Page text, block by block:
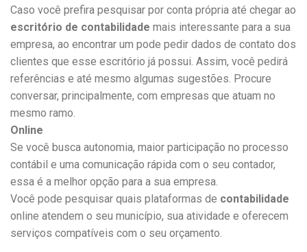
Caso você prefira pesquisar por conta própria até chegar ao
escritório de contabilidade mais interessante para a sua
empresa, ao encontrar um pode pedir dados de contato dos
clientes que esse escritório já possui. Assim, você pedirá
referências e até mesmo algumas sugestões. Procure
conversar, principalmente, com empresas que atuam no
mesmo ramo.
Online
Se você busca autonomia, maior participação no processo
contábil e uma comunicação rápida com o seu contador,
essa é a melhor opção para a sua empresa.
Você pode pesquisar quais plataformas de contabilidade
online atendem o seu município, sua atividade e oferecem
serviços compatíveis com o seu orçamento.